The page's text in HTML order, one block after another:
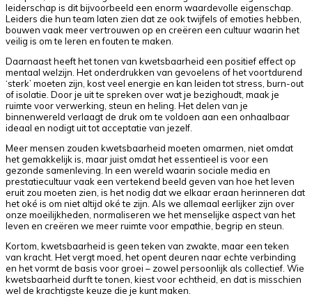
leiderschap is dit bijvoorbeeld een enorm waardevolle eigenschap.
Leiders die hun team laten zien dat ze ook twijfels of emoties hebben,
bouwen vaak meer vertrouwen op en creëren een cultuur waarin het
veilig is om te leren en fouten te maken.
Daarnaast heeft het tonen van kwetsbaarheid een positief effect op
mentaal welzijn. Het onderdrukken van gevoelens of het voortdurend
‘sterk’ moeten zijn, kost veel energie en kan leiden tot stress, burn-out
of isolatie. Door je uit te spreken over wat je bezighoudt, maak je
ruimte voor verwerking, steun en heling. Het delen van je
binnenwereld verlaagt de druk om te voldoen aan een onhaalbaar
ideaal en nodigt uit tot acceptatie van jezelf.
Meer mensen zouden kwetsbaarheid moeten omarmen, niet omdat
het gemakkelijk is, maar juist omdat het essentieel is voor een
gezonde samenleving. In een wereld waarin sociale media en
prestatiecultuur vaak een vertekend beeld geven van hoe het leven
eruit zou moeten zien, is het nodig dat we elkaar eraan herinneren dat
het oké is om niet altijd oké te zijn. Als we allemaal eerlijker zijn over
onze moeilijkheden, normaliseren we het menselijke aspect van het
leven en creëren we meer ruimte voor empathie, begrip en steun.
Kortom, kwetsbaarheid is geen teken van zwakte, maar een teken
van kracht. Het vergt moed, het opent deuren naar echte verbinding
en het vormt de basis voor groei – zowel persoonlijk als collectief. Wie
kwetsbaarheid durft te tonen, kiest voor echtheid, en dat is misschien
wel de krachtigste keuze die je kunt maken.